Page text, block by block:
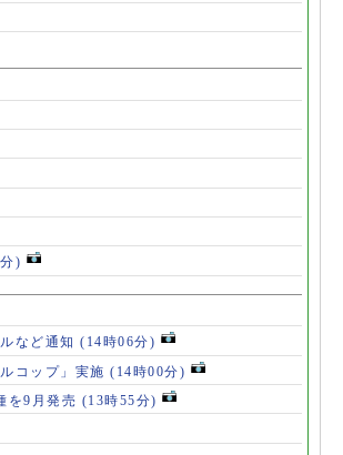
)
など通知 (14時06分)
コップ」実施 (14時00分)
を9月発売 (13時55分)